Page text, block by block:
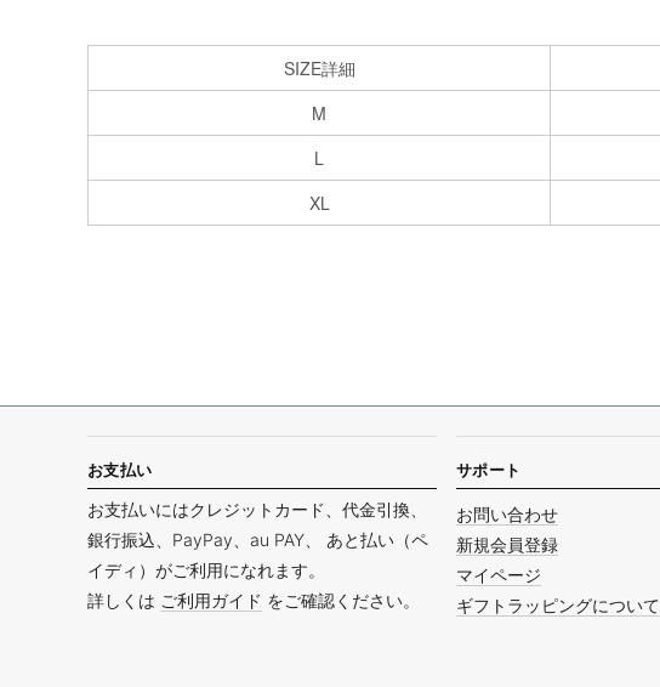
SIZE詳細
M
L
XL
お支払い
お支払いにはクレジットカード、代金引換、
銀行振込、PayPay、au PAY、 あと払い（ペ
イディ）がご利用になれます。
詳しくは ご利用ガイド をご確認ください。
サポート
お問い合わせ
新規会員登録
マイページ
ギフトラッピングについて